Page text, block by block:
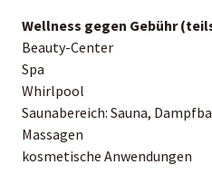
Wellness gegen Gebühr
Beauty-Center
Spa
Whirlpool
Saunabereich: Sauna,
Massagen
kosmetische Anwendungen